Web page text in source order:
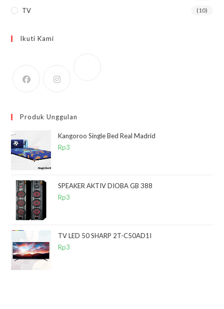
TV (10)
Ikuti Kami
Produk Unggulan
Kangoroo Single Bed Real Madrid
Rp3
SPEAKER AKTIV DIOBA GB 388
Rp3
TV LED 50 SHARP 2T-C50AD1I
Rp3